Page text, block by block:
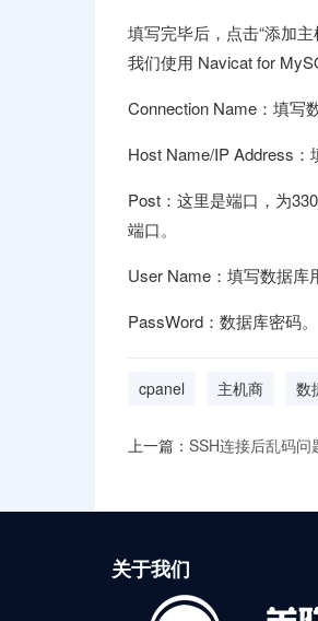
填写完毕后，点击“添加
我们使用 Navicat for
Connection Name：填写
Host Name/IP Address：
Post：这里是端口，为
端口。
User Name：填写数据库
PassWord：数据库密码。
cpanel 主机商 数
上一篇： SSH连接后乱码问
关于我们